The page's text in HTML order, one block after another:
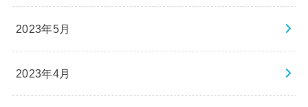
2023年5月
2023年4月